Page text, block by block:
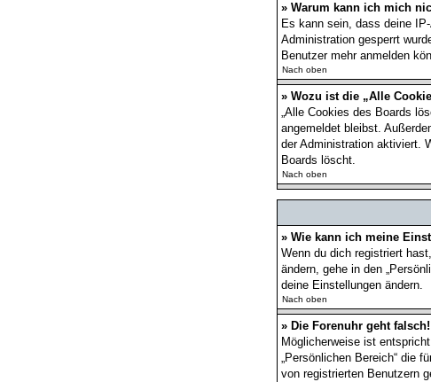
» Warum kann ich mich
Es kann sein, dass deine
Administration gesperrt
Benutzer mehr anmelden
Nach oben
» Wozu ist die „Alle
„Alle Cookies des Boards
angemeldet bleibst.
der Administration aktiviert.
Boards löscht.
Nach oben
» Wie kann ich meine
Wenn du dich registriert
ändern, gehe in den
deine Einstellungen ändern.
Nach oben
» Die Forenuhr geht falsch!
Möglicherweise ist
„Persönlichen Bereich“ die
von registrierten Benutzern